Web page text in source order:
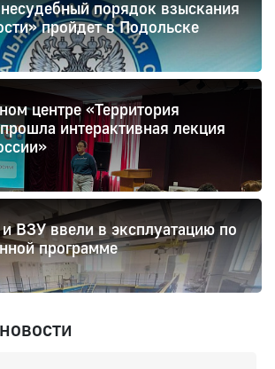
порядок взыскания
пройдет в Подольске
центре «Территория
интерактивная лекция
ВЗУ ввели в эксплуатацию по
программе